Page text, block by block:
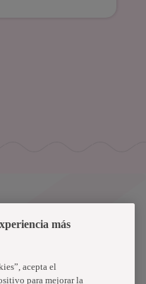
más
acepta el
para mejorar la